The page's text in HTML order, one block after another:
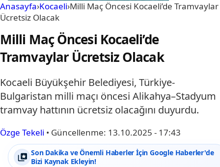
Anasayfa›Kocaeli›Milli Maç Öncesi Kocaeli’de Tramvaylar
Ücretsiz Olacak
Milli Maç Öncesi Kocaeli’de
Tramvaylar Ücretsiz Olacak
Kocaeli Büyükşehir Belediyesi, Türkiye-
Bulgaristan milli maçı öncesi Alikahya–Stadyum
tramvay hattının ücretsiz olacağını duyurdu.
Özge Tekeli • Güncellenme: 13.10.2025 - 17:43
Son Dakika ve Önemli Haberler İçin Google Haberler'de
Bizi Kaynak Ekleyin!